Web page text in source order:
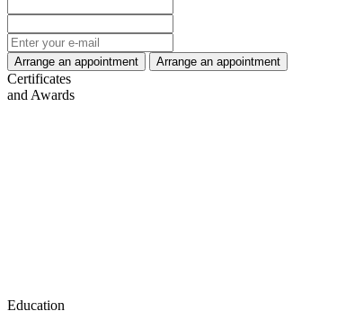
Certificates
and Awards
Education